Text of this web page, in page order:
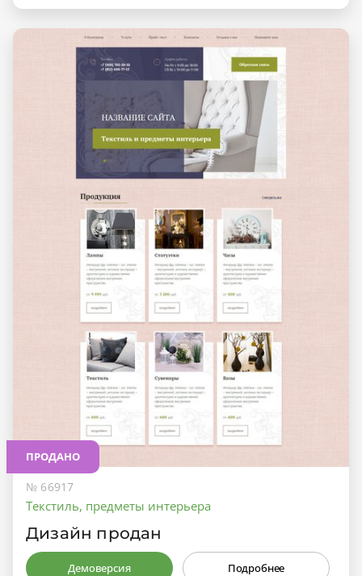
ПРОДАНО
№ 66917
Текстиль, предметы интерьера
Дизайн продан
Демоверсия Подробнее